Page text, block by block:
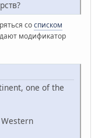
сосписком
модификатор
one of the